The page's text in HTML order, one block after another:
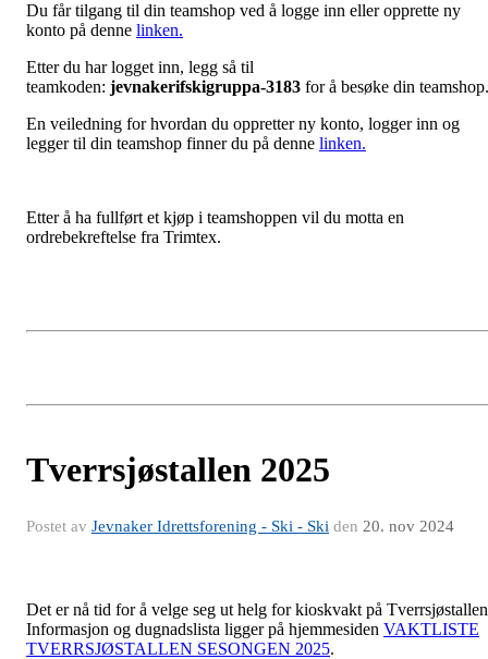
Du får tilgang til din teamshop ved å logge inn eller opprette ny
konto på denne linken.
Etter du har logget inn, legg så til
teamkoden: jevnakerifskigruppa-3183 for å besøke din teamshop.
En veiledning for hvordan du oppretter ny konto, logger inn og
legger til din teamshop finner du på denne linken.
Etter å ha fullført et kjøp i teamshoppen vil du motta en
ordrebekreftelse fra Trimtex.
Tverrsjøstallen 2025
Postet av Jevnaker Idrettsforening - Ski - Ski den 20. nov 2024
Det er nå tid for å velge seg ut helg for kioskvakt på
Informasjon og dugnadslista ligger på hjemmesiden VAKTLISTE
TVERRSJØSTALLEN SESONGEN 2025.